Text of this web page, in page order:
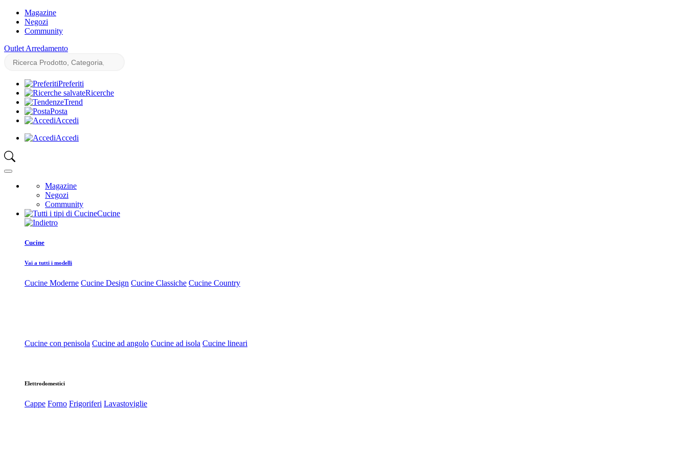
Magazine
Negozi
Community
Outlet Arredamento
Preferiti
Ricerche
Trend
Posta
Accedi
Accedi
Magazine
Negozi
Community
Cucine
Cucine
Vai a tutti i modelli
Cucine Moderne Cucine Design Cucine Classiche Cucine Country
Cucine con penisola Cucine ad angolo Cucine ad isola Cucine lineari
Elettrodomestici
Cappe Forno Frigoriferi Lavastoviglie